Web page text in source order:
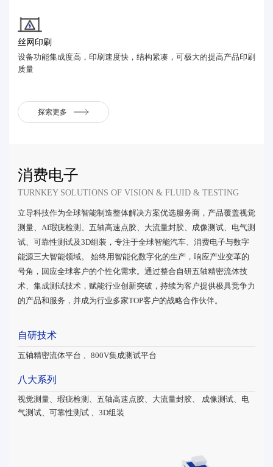
丝网印刷
设备功能集成度高，印刷速度快，结构紧凑，可极大的提高产品印刷
质量
探索更多
消费电子
TURNKEY SOLUTIONS OF VISION & FLUID & TESTING
立导科技作为全球智能制造整体解决方案优选服务商，产品覆盖视觉
测量、AI瑕疵检测、五轴高速点胶、大流量封胶、成像测试、电气测
试、可靠性测试及3D组装，专注于全球智能汽车、消费电子与数字
能源三大智能领域。 始终用智能化数字化的生产，响应产业变革的
号角，回应全球客户的个性化需求。通过整合自研五轴精密流体技
术、集成测试技术，赋能行业创新突破，持续为客户提供极具竞争力
的产品和服务，并成为行业多家TOP客户的战略合作伙伴。
自研技术
五轴精密流体平台 、800V集成测试平台
八大系列
视觉测量、瑕疵检测、五轴高速点胶、大流量封胶、 成像测试、电
气测试、可靠性测试 、3D组装